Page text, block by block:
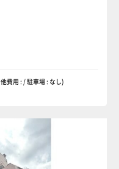
費用 : / 駐車場 : なし)